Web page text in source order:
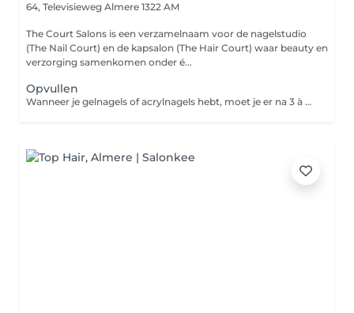
64, Televisieweg Almere 1322 AM
The Court Salons is een verzamelnaam voor de nagelstudio
(The Nail Court) en de kapsalon (The Hair Court) waar beauty en
verzorging samenkomen onder é...
Opvullen
Wanneer je gelnagels of acrylnagels hebt, moet je er na 3 à 4 weken toch echt aan geloven: je kunstnagels groeien mee met je natuurlijke nagels en er ontstaat uitgroei. Laat je kunstnagels dus op tijd opvullen om de ruimte tussen de nagelriem en je kunstnagel bij te werken en om je nagels weer mooi te krijgen.